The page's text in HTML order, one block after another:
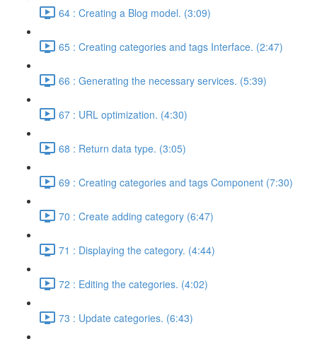
64 : Creating a Blog model. (3:09)
65 : Creating categories and tags Interface. (2:47)
66 : Generating the necessary services. (5:39)
67 : URL optimization. (4:30)
68 : Return data type. (3:05)
69 : Creating categories and tags Component (7:30)
70 : Create adding category (6:47)
71 : Displaying the category. (4:44)
72 : Editing the categories. (4:02)
73 : Update categories. (6:43)